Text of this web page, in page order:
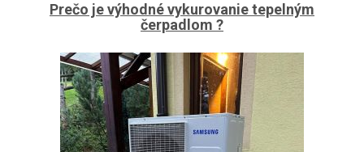
Prečo je výhodné vykurovanie tepelným
čerpadlom ?